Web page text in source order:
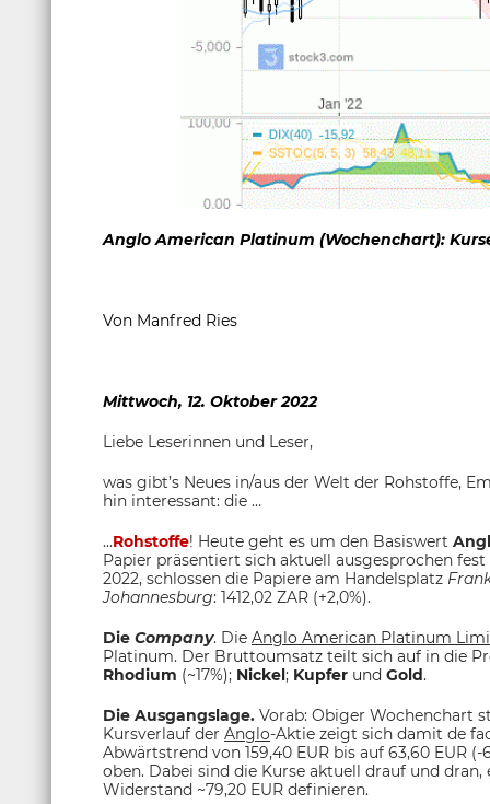
Anglo American Platinum (Wochenchart):
Von Manfred Ries
Mittwoch, 12. Oktober 2022
Liebe Leserinnen und Leser,
was gibt’s Neues in/aus der Welt der Rohstoffe,
hin interessant: die …
...Rohstoffe! Heute geht es um den Basiswert
Papier präsentiert sich aktuell ausgesprochen
2022, schlossen die Papiere am Handelsplatz
Johannesburg: 1412,02 ZAR (+2,0%).
Die Company. Die Anglo American Platinum
Platinum. Der Bruttoumsatz teilt sich auf in die
Rhodium (~17%); Nickel; Kupfer und Gold.
Die Ausgangslage. Vorab: Obiger Wochenchart
Kursverlauf der Anglo-Aktie zeigt sich damit de
Abwärtstrend von 159,40 EUR bis auf 63,60 EUR
oben. Dabei sind die Kurse aktuell drauf und
Widerstand ~79,20 EUR definieren.